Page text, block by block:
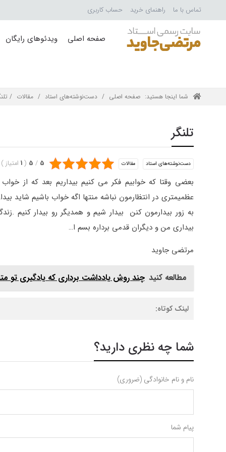
تماس با ما راهنمای خرید حساب کاربری
صفحه اصلی ویدئوهای رایگان
شما اینجا هستید: صفحه اصلی / دست‌نوشته‌های استاد / مقالات /
تلنگر
دست‌نوشته‌های استاد مقالات 5
/
5
(
1 امتیاز)
بعضی وقتا که خوابیم فکر می کنیم بیداریم بعد که از
عظمیمتری در انتظارمون نباشه منتها اگه خواب باشیم شاید
به زور بیدارمون کنن بیدار شیم و همدیگر رو بیدار
بیداری من و دیگران قدمی برداره بسم ا…
مرتضی جاوید
مطالعه کنید چند روش یادداشت برداری که یادگیری تو
لینک کوتاه:
شما چه نظری دارید؟
نام و نام خانوادگی (ضروری)
پیام شما